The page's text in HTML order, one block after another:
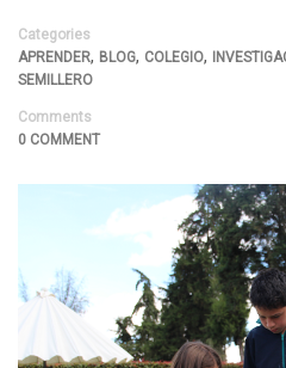
Categories
APRENDER, BLOG, COLEGIO,
SEMILLERO
Comments
0 COMMENT